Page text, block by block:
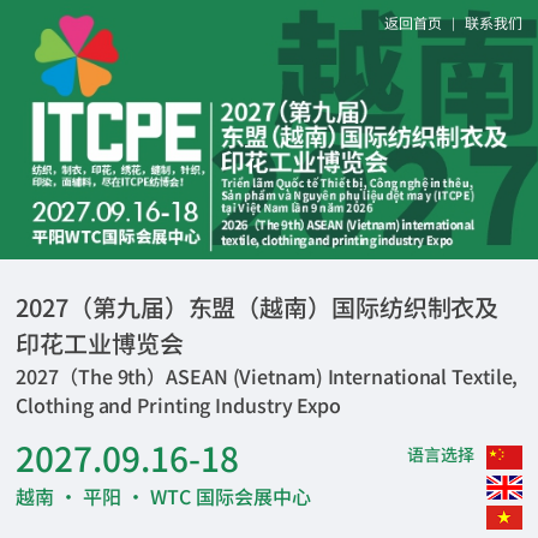
返回首页 | 联系我们
2027（第九届）东盟（越南）国际纺织制衣及
印花工业博览会
2027（The 9th）ASEAN (Vietnam) International Textile,
Clothing and Printing Industry Expo
2027.09.16-18
越南 · 平阳 · WTC 国际会展中心
语言选择